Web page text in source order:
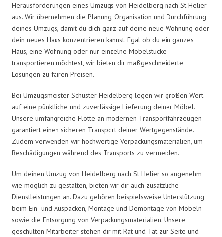
Herausforderungen eines Umzugs von Heidelberg nach St Helier
aus. Wir übernehmen die Planung, Organisation und Durchführung
deines Umzugs, damit du dich ganz auf deine neue Wohnung oder
dein neues Haus konzentrieren kannst. Egal ob du ein ganzes
Haus, eine Wohnung oder nur einzelne Möbelstücke
transportieren möchtest, wir bieten dir maßgeschneiderte
Lösungen zu fairen Preisen.
Bei Umzugsmeister Schuster Heidelberg legen wir großen Wert
auf eine pünktliche und zuverlässige Lieferung deiner Möbel.
Unsere umfangreiche Flotte an modernen Transportfahrzeugen
garantiert einen sicheren Transport deiner Wertgegenstände.
Zudem verwenden wir hochwertige Verpackungsmaterialien, um
Beschädigungen während des Transports zu vermeiden.
Um deinen Umzug von Heidelberg nach St Helier so angenehm
wie möglich zu gestalten, bieten wir dir auch zusätzliche
Dienstleistungen an. Dazu gehören beispielsweise Unterstützung
beim Ein- und Auspacken, Montage und Demontage von Möbeln
sowie die Entsorgung von Verpackungsmaterialien. Unsere
geschulten Mitarbeiter stehen dir mit Rat und Tat zur Seite und